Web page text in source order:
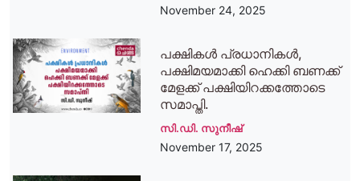
November 24, 2025
പക്ഷികള്‍ പ്രധാനികള്‍,
പക്ഷിമയമാക്കി ഹെക്കി ബണക്ക്
മേളക്ക് പക്ഷിയിറക്കത്തോടെ
സമാപ്തി.
സി.ഡി. സുനീഷ്
November 17, 2025